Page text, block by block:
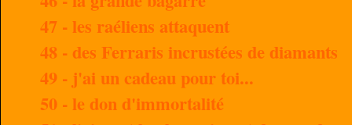
47 - les raéliens attaquent
48 - des Ferraris incrustées de diamants
49 - j'ai un cadeau pour toi...
50 - le don d'immortalité